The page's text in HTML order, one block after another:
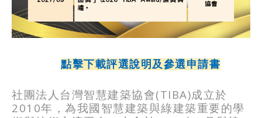
點擊下載評選說明及參選申請書
社團法人台灣智慧建築協會(TIBA)成立於
2010年，為我國智慧建築與綠建築重要的學